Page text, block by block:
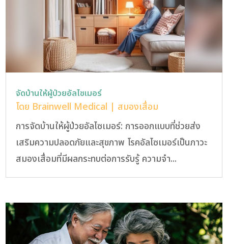
จัดบ้านให้ผู้ป่วยอัลไซเมอร์
โดย Brainwell Medical | สมองเสื่อม
การจัดบ้านให้ผู้ป่วยอัลไซเมอร์: การออกแบบที่ช่วยส่ง
เสริมความปลอดภัยและสุขภาพ โรคอัลไซเมอร์เป็นภาวะ
สมองเสื่อมที่มีผลกระทบต่อการรับรู้ ความจำ...